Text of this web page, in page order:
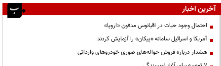
آخرین اخبار
احتمال وجود حیات در اقیانوس مدفون «اروپا»
آمریکا و اسرائیل سامانه «پیکان» را آزمایش کردند
هشدار درباره فروش حواله‌های صوری خودروهای وارداتی